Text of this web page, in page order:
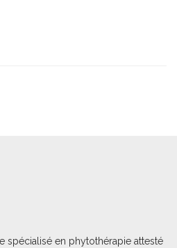
spécialisé en phytothérapie attesté